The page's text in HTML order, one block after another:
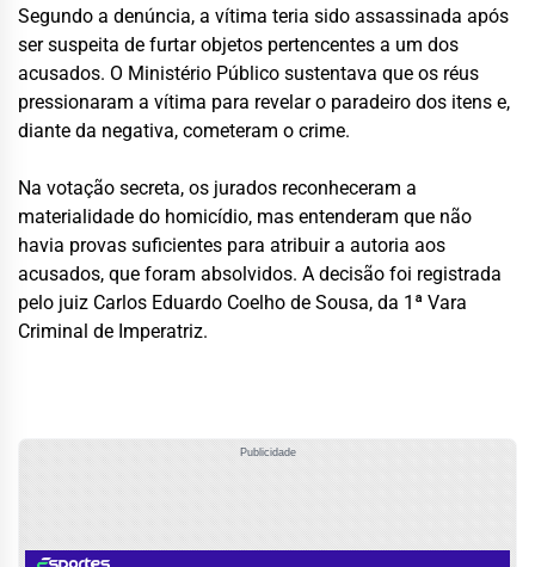
Segundo a denúncia, a vítima teria sido assassinada após
ser suspeita de furtar objetos pertencentes a um dos
acusados. O Ministério Público sustentava que os réus
pressionaram a vítima para revelar o paradeiro dos itens e,
diante da negativa, cometeram o crime.
Na votação secreta, os jurados reconheceram a
materialidade do homicídio, mas entenderam que não
havia provas suficientes para atribuir a autoria aos
acusados, que foram absolvidos. A decisão foi registrada
pelo juiz Carlos Eduardo Coelho de Sousa, da 1ª Vara
Criminal de Imperatriz.
Publicidade